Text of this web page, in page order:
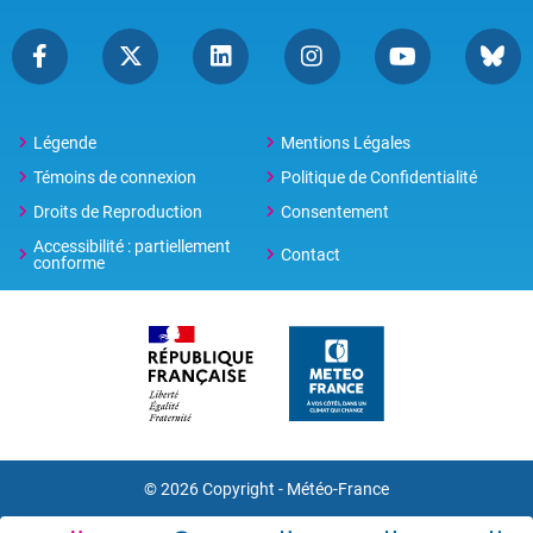
Légende
Mentions Légales
Témoins de connexion
Politique de Confidentialité
Droits de Reproduction
Consentement
Accessibilité : partiellement
conforme
Contact
© 2026 Copyright - Météo-France